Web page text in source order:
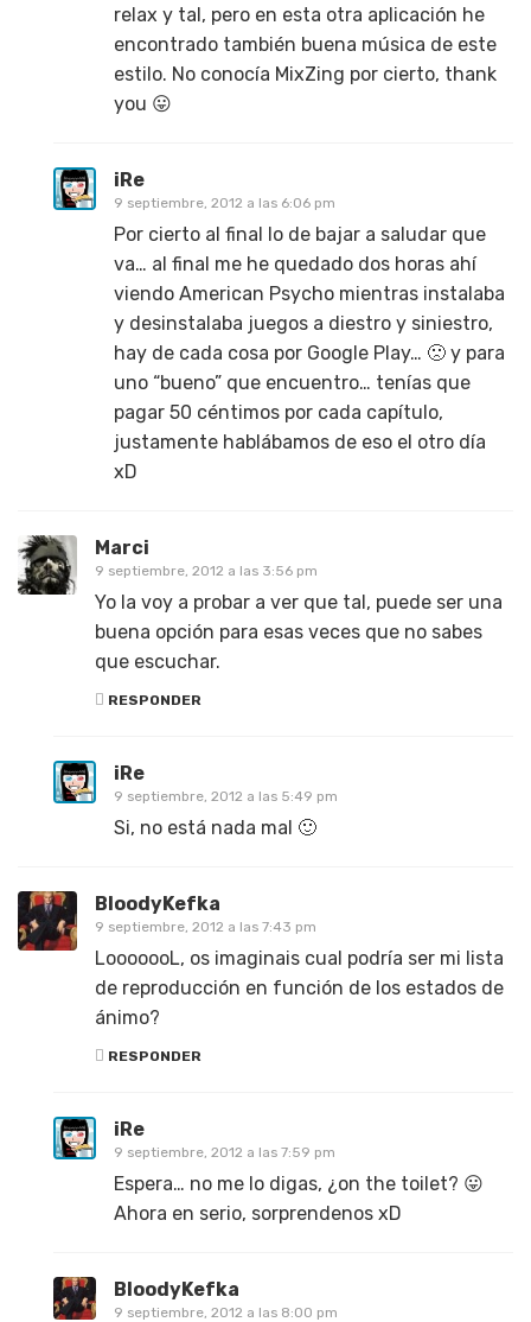
relax y tal, pero en esta otra aplicación he
encontrado también buena música de este
estilo. No conocía MixZing por cierto, thank
you 😛
iRe
9 septiembre, 2012 a las 6:06 pm
Por cierto al final lo de bajar a saludar que
va… al final me he quedado dos horas ahí
viendo American Psycho mientras instalaba
y desinstalaba juegos a diestro y siniestro,
hay de cada cosa por Google Play… 🙁 y para
uno “bueno” que encuentro… tenías que
pagar 50 céntimos por cada capítulo,
justamente hablábamos de eso el otro día
xD
Marci
9 septiembre, 2012 a las 3:56 pm
Yo la voy a probar a ver que tal, puede ser una
buena opción para esas veces que no sabes
que escuchar.
RESPONDER
iRe
9 septiembre, 2012 a las 5:49 pm
Si, no está nada mal 🙂
BloodyKefka
9 septiembre, 2012 a las 7:43 pm
LooooooL, os imaginais cual podría ser mi lista
de reproducción en función de los estados de
ánimo?
RESPONDER
iRe
9 septiembre, 2012 a las 7:59 pm
Espera… no me lo digas, ¿on the toilet? 😛
Ahora en serio, sorprendenos xD
BloodyKefka
9 septiembre, 2012 a las 8:00 pm